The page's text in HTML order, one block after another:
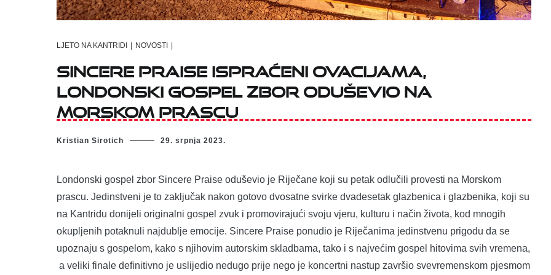
LJETO NA KANTRIDI | NOVOSTI |
Sincere Praise ispraćeni ovacijama,
londonski gospel zbor oduševio na
Morskom prascu
Kristian Sirotich 29. srpnja 2023.
Londonski gospel zbor Sincere Praise oduševio je Riječane koji su petak odlučili provesti na Morskom
prascu. Jedinstveni je to zaključak nakon gotovo dvosatne svirke dvadesetak glazbenica i glazbenika, koji su
na Kantridu donijeli originalni gospel zvuk i promovirajući svoju vjeru, kulturu i način života, kod mnogih
okupljenih potaknuli najdublje emocije. Sincere Praise ponudio je Riječanima jedinstvenu prigodu da se
upoznaju s gospelom, kako s njihovim autorskim skladbama, tako i s najvećim gospel hitovima svih vremena,
a veliki finale definitivno je uslijedio nedugo prije nego je koncertni nastup završio svevremenskom pjesmom